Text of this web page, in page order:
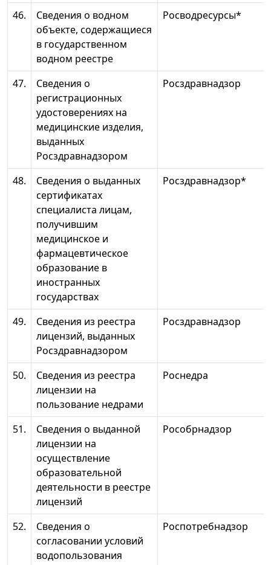
46.
Сведения о водном
объекте, содержащиеся
в государственном
водном реестре
Росводресурсы*
47.
Сведения о
регистрационных
удостоверениях на
медицинские изделия,
выданных
Росздравнадзором
Росздравнадзор
48.
Сведения о выданных
сертификатах
специалиста лицам,
получившим
медицинское и
фармацевтическое
образование в
иностранных
государствах
Росздравнадзор*
49.
Сведения из реестра
лицензий, выданных
Росздравнадзором
Росздравнадзор
50.
Сведения из реестра
лицензии на
пользование недрами
Роснедра
51.
Сведения о выданной
лицензии на
осуществление
образовательной
деятельности в реестре
лицензий
Рособрнадзор
52.
Сведения о
согласовании условий
водопользования
Роспотребнадзор